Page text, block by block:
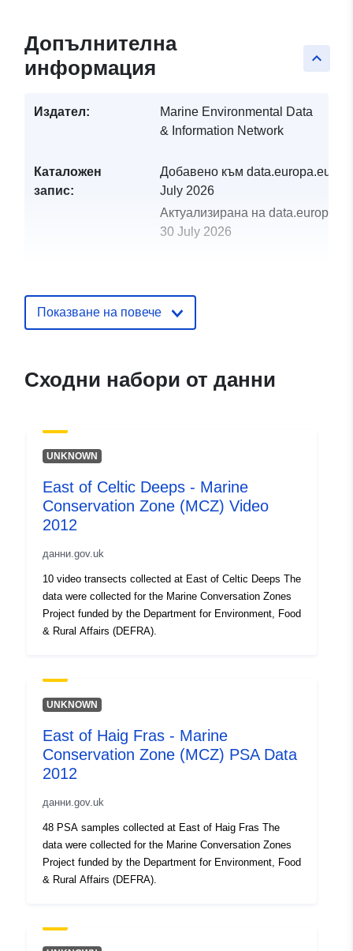
keyboard_arrow_up
Допълнителна
информация
Издател:
Marine Environmental Data
& Information Network
Каталожен
запис:
Добавено към data.europa.eu:
July 2026
Актуализирана на
30 July 2026
zone-mcz-psa-data-2012
Показване на повече
Сходни набори от данни
UNKNOWN
East of Celtic Deeps - Marine
Conservation Zone (MCZ) Video
2012
данни.gov.uk
10 video transects collected at East of Celtic Deeps The
data were collected for the Marine Conversation Zones
Project funded by the Department for Environment, Food
& Rural Affairs (DEFRA).
UNKNOWN
East of Haig Fras - Marine
Conservation Zone (MCZ) PSA Data
2012
данни.gov.uk
48 PSA samples collected at East of Haig Fras The
data were collected for the Marine Conversation Zones
Project funded by the Department for Environment, Food
& Rural Affairs (DEFRA).